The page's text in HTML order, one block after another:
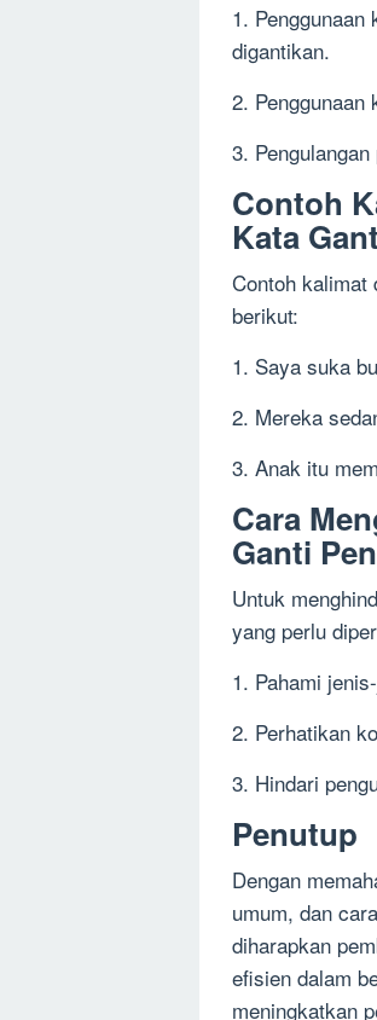
1.
digantikan.
2. Penggunaan
3.
Contoh
Kata
Contoh kalimat
berikut:
1. Saya suka
2. Mereka
3. Anak itu
Cara
Ganti
Untuk
yang perlu
1. Pahami
2. Perhatikan
3. Hindari
Penutup
Dengan
umum, dan
diharapkan
efisien dalam
meningkatkan